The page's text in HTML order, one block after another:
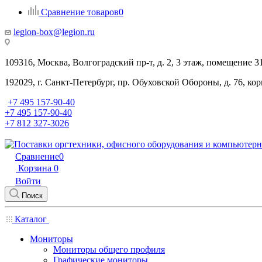
Сравнение товаров0
legion-box@legion.ru
109316, Москва, Волгоградский пр-т, д. 2, 3 этаж, помещение
192029, г. Санкт-Петербург, пр. Обуховской Обороны, д. 76,
+7 495 157-90-40
+7 495 157-90-40
+7 812 327-3026
Сравнение0
Корзина 0
Войти
Поиск
Каталог
Мониторы
Мониторы общего профиля
Графические мониторы